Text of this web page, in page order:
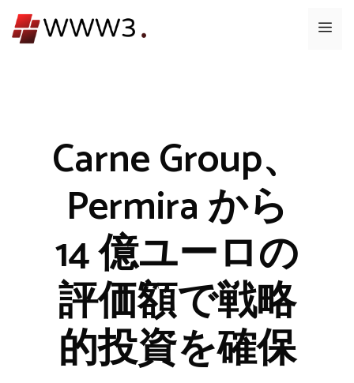
ン
メ
Carne Group、
Permira から
14 億ユーロの
評価額で戦略
的投資を確保